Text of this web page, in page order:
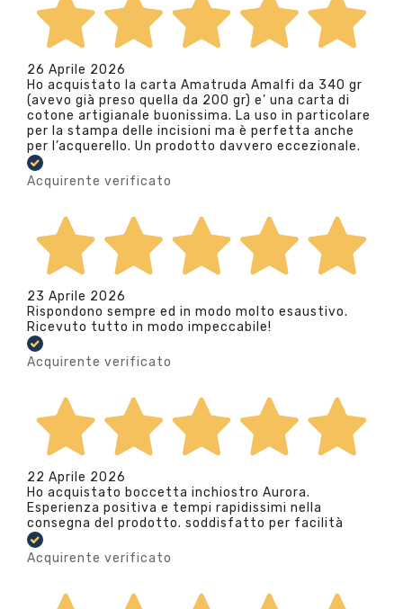
26 Aprile 2026
Ho acquistato la carta Amatruda Amalfi da 340 gr
(avevo già preso quella da 200 gr) e’ una carta di
cotone artigianale buonissima. La uso in particolare
per la stampa delle incisioni ma è perfetta anche
per l’acquerello. Un prodotto davvero eccezionale.
Acquirente verificato
23 Aprile 2026
Rispondono sempre ed in modo molto esaustivo.
Ricevuto tutto in modo impeccabile!
Acquirente verificato
22 Aprile 2026
Ho acquistato boccetta inchiostro Aurora.
Esperienza positiva e tempi rapidissimi nella
consegna del prodotto. soddisfatto per facilità
Acquirente verificato